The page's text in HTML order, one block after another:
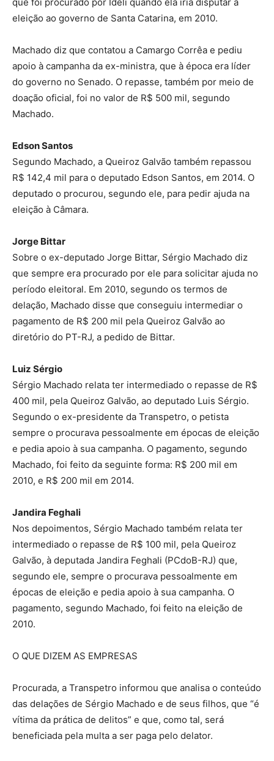
que foi procurado por Ideli quando ela iria disputar a
eleição ao governo de Santa Catarina, em 2010.
Machado diz que contatou a Camargo Corrêa e pediu
apoio à campanha da ex-ministra, que à época era líder
do governo no Senado. O repasse, também por meio de
doação oficial, foi no valor de R$ 500 mil, segundo
Machado.
Edson Santos
Segundo Machado, a Queiroz Galvão também repassou
R$ 142,4 mil para o deputado Edson Santos, em 2014. O
deputado o procurou, segundo ele, para pedir ajuda na
eleição à Câmara.
Jorge Bittar
Sobre o ex-deputado Jorge Bittar, Sérgio Machado diz
que sempre era procurado por ele para solicitar ajuda no
período eleitoral. Em 2010, segundo os termos de
delação, Machado disse que conseguiu intermediar o
pagamento de R$ 200 mil pela Queiroz Galvão ao
diretório do PT-RJ, a pedido de Bittar.
Luiz Sérgio
Sérgio Machado relata ter intermediado o repasse de R$
400 mil, pela Queiroz Galvão, ao deputado Luis Sérgio.
Segundo o ex-presidente da Transpetro, o petista
sempre o procurava pessoalmente em épocas de eleição
e pedia apoio à sua campanha. O pagamento, segundo
Machado, foi feito da seguinte forma: R$ 200 mil em
2010, e R$ 200 mil em 2014.
Jandira Feghali
Nos depoimentos, Sérgio Machado também relata ter
intermediado o repasse de R$ 100 mil, pela Queiroz
Galvão, à deputada Jandira Feghali (PCdoB-RJ) que,
segundo ele, sempre o procurava pessoalmente em
épocas de eleição e pedia apoio à sua campanha. O
pagamento, segundo Machado, foi feito na eleição de
2010.
O QUE DIZEM AS EMPRESAS
Procurada, a Transpetro informou que analisa o conteúdo
das delações de Sérgio Machado e de seus filhos, que “é
vítima da prática de delitos” e que, como tal, será
beneficiada pela multa a ser paga pelo delator.